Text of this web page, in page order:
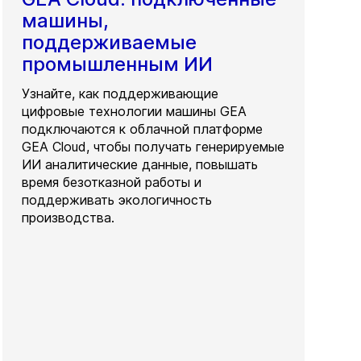
машины,
поддерживаемые
промышленным ИИ
Узнайте, как поддерживающие
цифровые технологии машины GEA
подключаются к облачной платформе
GEA Cloud, чтобы получать генерируемые
ИИ аналитические данные, повышать
время безотказной работы и
поддерживать экологичность
производства.